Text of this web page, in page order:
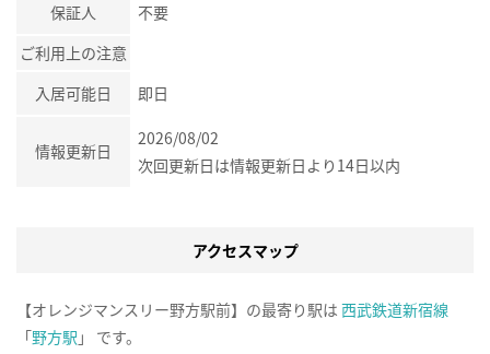
保証人
不要
ご利用上の注意
入居可能日
即日
情報更新日
2026/08/02
次回更新日は情報更新日より14日以内
アクセスマップ
【オレンジマンスリー野方駅前】の最寄り駅は 西武鉄道新宿線
「野方駅 」 です。